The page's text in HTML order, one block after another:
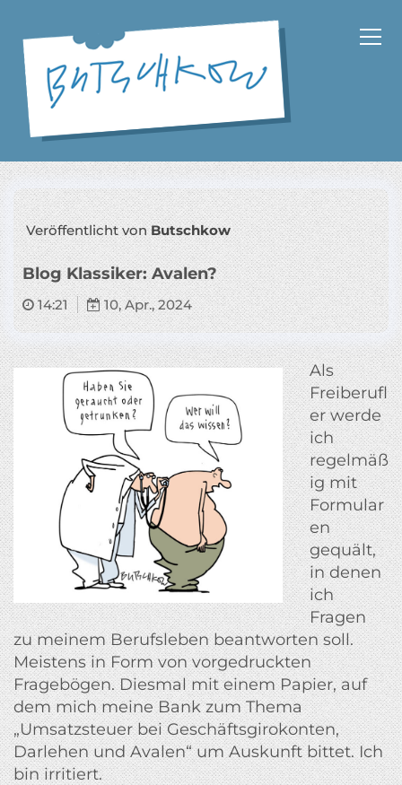
t
s
p
r
i
n
g
e
n
Veröffentlicht vonButschkow
Blog Klassiker: Avalen?
14:21 10, Apr., 2024
Als
Freiberufl
er werde
ich
regelmäß
ig mit
Formular
en
gequält,
in denen
ich
Fragen
zu meinem Berufsleben beantworten soll.
Meistens in Form von vorgedruckten
Fragebögen. Diesmal mit einem Papier, auf
dem mich meine Bank zum Thema
„Umsatzsteuer bei Geschäftsgirokonten,
Darlehen und Avalen“ um Auskunft bittet. Ich
bin irritiert.